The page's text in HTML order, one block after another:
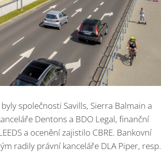
společnosti Savills, Sierra Balmain a
Dentons a BDO Legal, finanční
a ocenění zajistilo CBRE. Bankovní
radily právní kanceláře DLA Piper, resp.